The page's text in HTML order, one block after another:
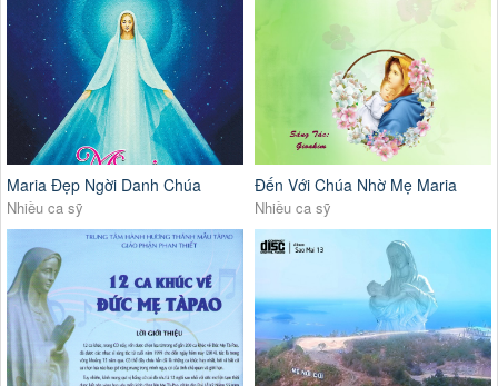
Maria Đẹp Ngời Danh Chúa
Nhiều ca sỹ
Đến Với Chúa Nhờ Mẹ Maria
Nhiều ca sỹ